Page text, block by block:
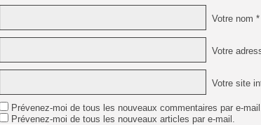
Votre nom *
Votre
Votre site
Prévenez-moi de tous les nouveaux commentaires par e-
Prévenez-moi de tous les nouveaux articles par e-mail.